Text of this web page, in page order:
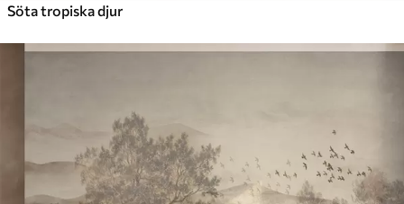
Söta tropiska djur